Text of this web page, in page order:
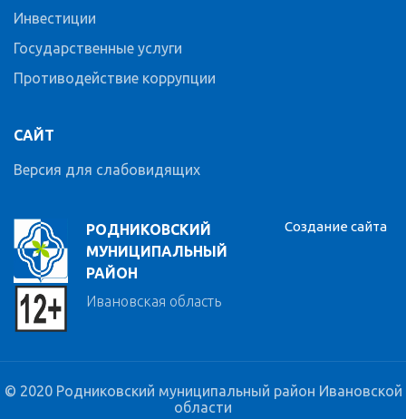
РОДНИКОВСКИЙ
МУНИЦИПАЛЬНЫЙ
РАЙОН
Ивановская область
Инвестиции
Государственные услуги
Противодействие коррупции
САЙТ
Версия для слабовидящих
Создание сайта
© 2020 Родниковский муниципальный район Ивановской
области